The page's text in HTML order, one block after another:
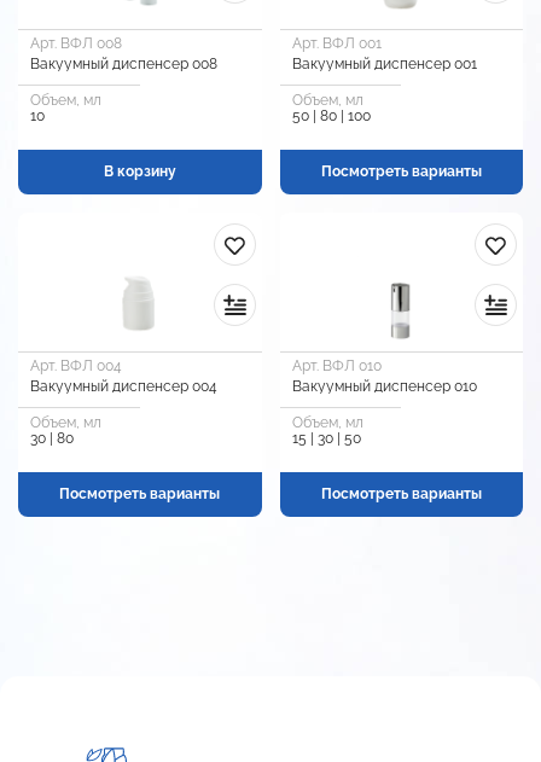
Арт. ВФЛ 008
Вакуумный диспенсер 008
Объем, мл
10
В корзину
Арт. ВФЛ 001
Вакуумный диспенсер 001
Объем, мл
50 | 80 | 100
Посмотреть варианты
Арт. ВФЛ 004
Вакуумный диспенсер 004
Объем, мл
30 | 80
Посмотреть варианты
Арт. ВФЛ 010
Вакуумный диспенсер 010
Объем, мл
15 | 30 | 50
Посмотреть варианты